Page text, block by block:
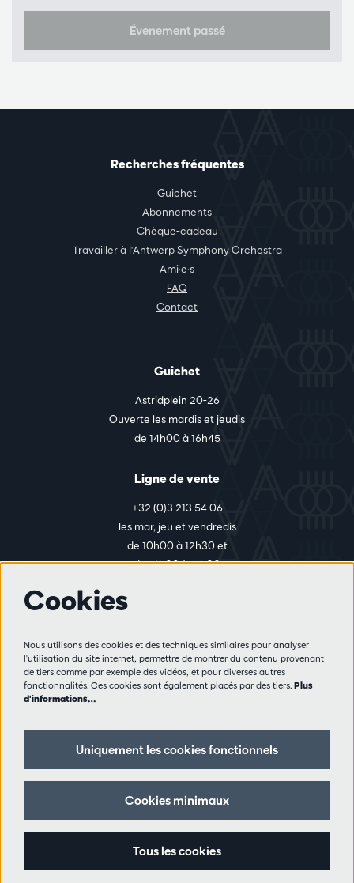
Évenement passé
Recherches fréquentes
Guichet
Abonnements
Chèque-cadeau
Travailler à l'Antwerp Symphony Orchestra
Ami·e·s
FAQ
Contact
Guichet
Astridplein 20-26
Ouverte les mardis et jeudis
de 14h00 à 16h45
Ligne de vente
+32 (0)3 213 54 06
les mar, jeu et vendredis
de 10h00 à 12h30 et
de 14h00 à 17h00
Règlement des visiteurs
Vie privée
Partenaires
Suivez nous
Cookies
Nous utilisons des cookies et des techniques similaires pour analyser
l'utilisation du site internet, permettre de montrer du contenu provenant
de tiers comme par exemple des vidéos, et pour diverses autres
fonctionnalités. Ces cookies sont également placés par des tiers. Plus
d'informations…
Uniquement les cookies fonctionnels
Cookies minimaux
Tous les cookies